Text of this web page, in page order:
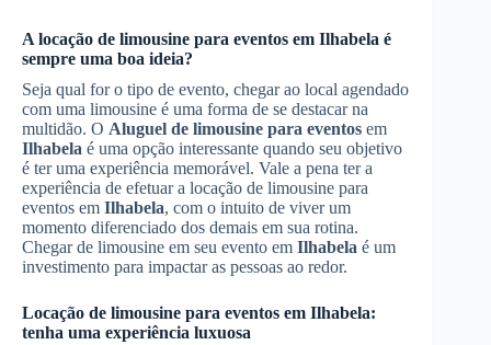
A locação de limousine para eventos em Ilhabela é
sempre uma boa ideia?
Seja qual for o tipo de evento, chegar ao local agendado
com uma limousine é uma forma de se destacar na
multidão. O Aluguel de limousine para eventos em
Ilhabela é uma opção interessante quando seu objetivo
é ter uma experiência memorável. Vale a pena ter a
experiência de efetuar a locação de limousine para
eventos em Ilhabela, com o intuito de viver um
momento diferenciado dos demais em sua rotina.
Chegar de limousine em seu evento em Ilhabela é um
investimento para impactar as pessoas ao redor.
Locação de limousine para eventos em Ilhabela:
tenha uma experiência luxuosa